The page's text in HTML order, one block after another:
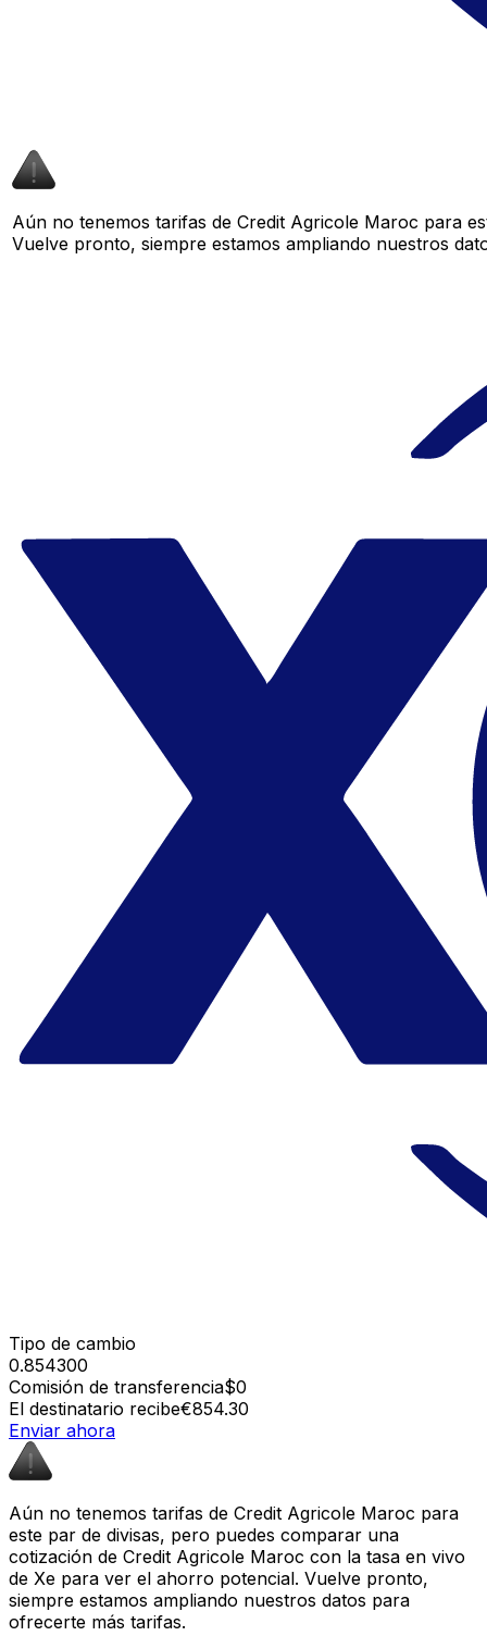
Aún no tenemos tarifas de Credit Agricole Maroc para
Vuelve pronto, siempre estamos ampliando nuestros
Tipo de cambio
0.854300
Comisión de transferencia$0
El destinatario recibe€854.30
Enviar ahora
Aún no tenemos tarifas de Credit Agricole Maroc para
este par de divisas, pero puedes comparar una
cotización de Credit Agricole Maroc con la tasa en vivo
de Xe para ver el ahorro potencial. Vuelve pronto,
siempre estamos ampliando nuestros datos para
ofrecerte más tarifas.